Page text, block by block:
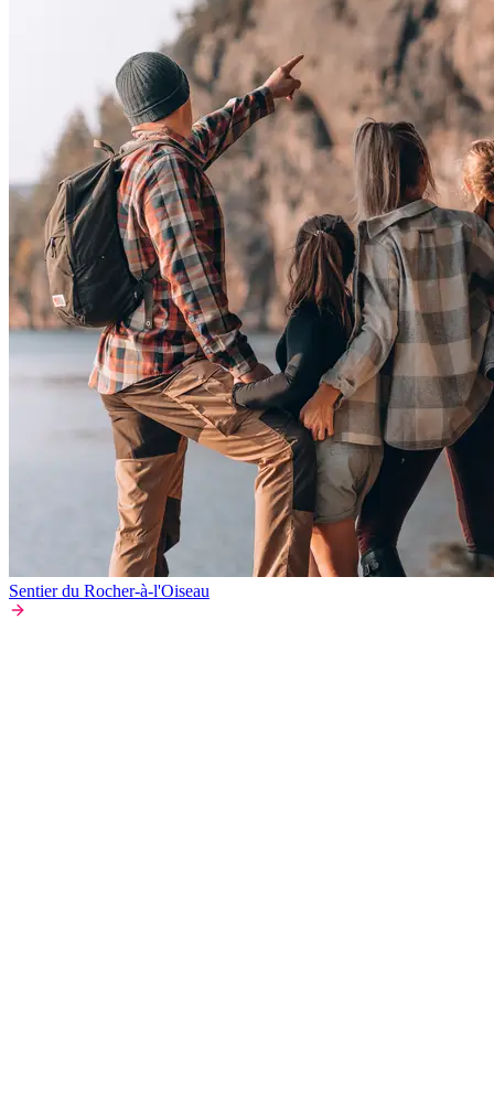
Sentier du Rocher-à-l'Oiseau